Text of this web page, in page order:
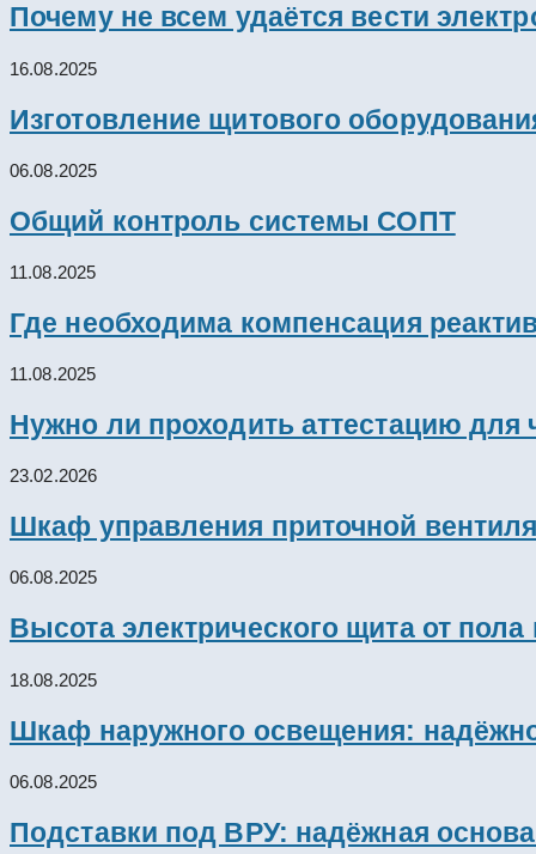
Почему не всем удаётся вести
16.08.2025
Изготовление щитового
06.08.2025
Общий контроль системы СОПТ
11.08.2025
Где необходима компенсация
11.08.2025
Нужно ли проходить аттестацию для
23.02.2026
Шкаф управления приточной
06.08.2025
Высота электрического щита от
18.08.2025
Шкаф наружного освещения:
06.08.2025
Подставки под ВРУ: надёжная